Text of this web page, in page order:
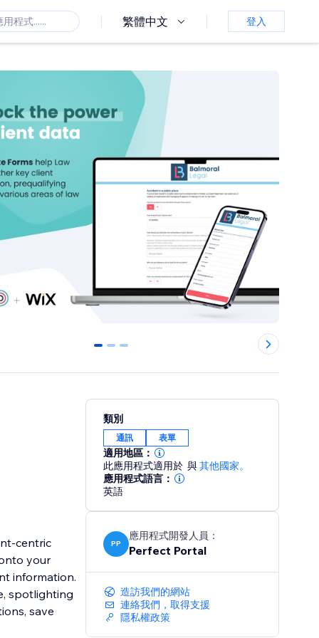
繁體中文 登入
0 1 2
centric
your
information.
spotlighting
save
類別
通訊 表單
適用地區：
此應用程式適用於 與其他國家。
應用程式語言：
英語
PP
應用程式開發人員：
Perfect Portal
造訪我們的網站
連絡我們，取得支援
隱私權政策